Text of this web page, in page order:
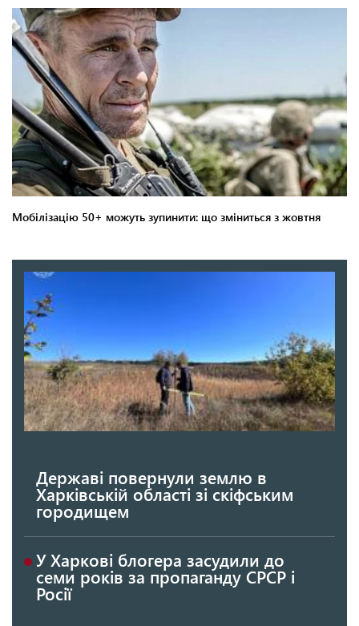
Державі повернули землю в
Харківській області зі скіфським
городищем
У Харкові блогера засудили до
семи років за пропаганду СРСР і
Росії